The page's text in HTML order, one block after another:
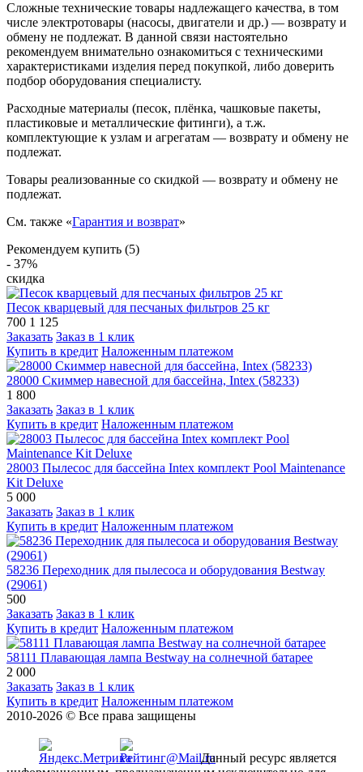
Сложные технические товары надлежащего качества, в том
числе электротовары (насосы, двигатели и др.) — возврату и
обмену не подлежат. В данной связи настоятельно
рекомендуем внимательно ознакомиться с техническими
характеристиками изделия перед покупкой, либо доверить
подбор оборудования специалисту.
Расходные материалы (песок, плёнка, чашковые пакеты,
пластиковые и металлические фитинги), а т.ж.
комплектующие к узлам и агрегатам — возврату и обмену не
подлежат.
Товары реализованные со скидкой — возврату и обмену не
подлежат.
См. также «Гарантия и возврат»
Рекомендуем купить (5)
- 37%
скидка
Песок кварцевый для песчаных фильтров 25 кг
700 1 125
Заказать Заказ в 1 клик
Купить в кредит Наложенным платежом
28000 Скиммер навесной для бассейна, Intex (58233)
1 800
Заказать Заказ в 1 клик
Купить в кредит Наложенным платежом
28003 Пылесос для бассейна Intex комплект Pool Maintenance
Kit Deluxe
5 000
Заказать Заказ в 1 клик
Купить в кредит Наложенным платежом
58236 Переходник для пылесоса и оборудования Bestway
(29061)
500
Заказать Заказ в 1 клик
Купить в кредит Наложенным платежом
58111 Плавающая лампа Bestway на солнечной батарее
2 000
Заказать Заказ в 1 клик
Купить в кредит Наложенным платежом
2010-2026 © Все права защищены
Данный ресурс является